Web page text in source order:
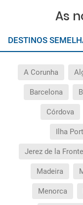
As
DESTINOS
A Corunha
Barcelona
Córdova
Ilha
Jerez de la
Madeira
Menorca